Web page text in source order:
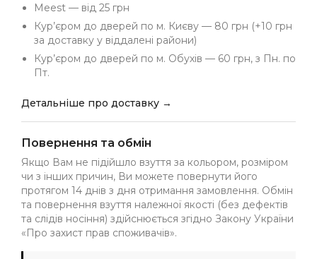
Meest — від 25 грн
Кур’єром до дверей по м. Києву — 80 грн (+10 грн
за доставку у віддалені райони)
Кур’єром до дверей по м. Обухів — 60 грн, з Пн. по
Пт.
Детальніше про доставку →
Повернення та обмін
Якщо Вам не підійшло взуття за кольором, розміром
чи з інших причин, Ви можете повернути його
протягом 14 днів з дня отримання замовлення. Обмін
та повернення взуття належної якості (без дефектів
та слідів носіння) здійснюється згідно Закону України
«Про захист прав споживачів».